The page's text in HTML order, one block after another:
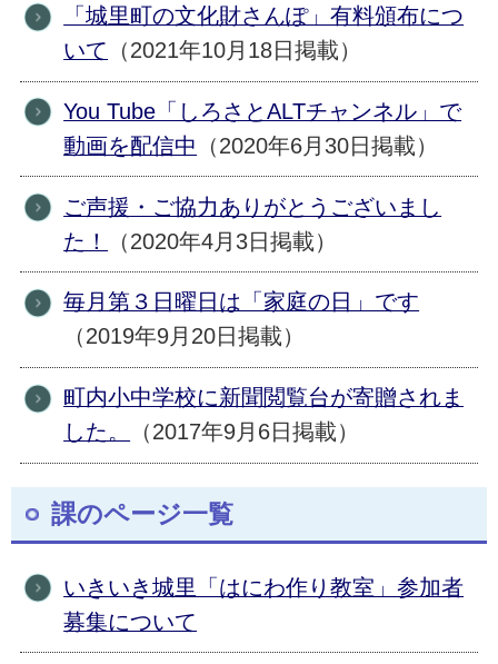
「城里町の文化財さんぽ」有料頒布につ
いて （2021年10月18日掲載）
You Tube「しろさとALTチャンネル」で
動画を配信中 （2020年6月30日掲載）
ご声援・ご協力ありがとうございまし
た！
（2020年4月3日掲載）
毎月第３日曜日は「家庭の日」です
（2019年9月20日掲載）
町内小中学校に新聞閲覧台が寄贈されま
した。
（2017年9月6日掲載）
課のページ一覧
いきいき城里「はにわ作り教室」参加者
募集について